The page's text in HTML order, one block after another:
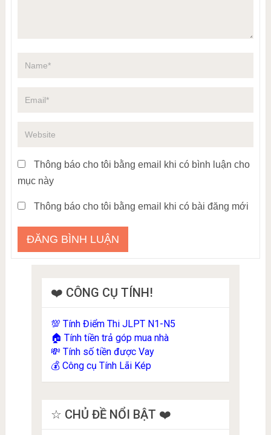
Thông báo cho tôi bằng email khi có bình luận cho
mục này
Thông báo cho tôi bằng email khi có bài đăng mới
❤️ CÔNG CỤ TÍNH!
💯 Tính Điểm Thi JLPT N1-N5
🏠 Tính tiền trả góp mua nhà
💸 Tính số tiền được Vay
💰 Công cụ Tính Lãi Kép
☆ CHỦ ĐỀ NỔI BẬT ❤️